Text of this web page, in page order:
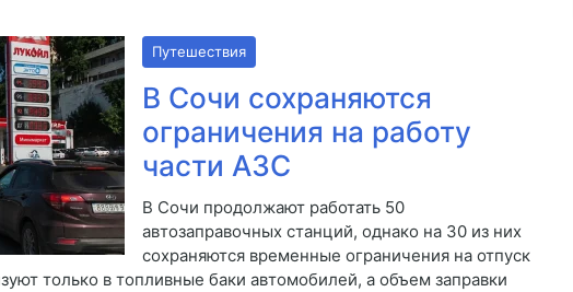
Путешествия
В Сочи сохраняются
ограничения на работу
части АЗС
В Сочи продолжают работать 50
автозаправочных станций, однако на 30 из них
сохраняются временные ограничения на отпуск
только в топливные баки автомобилей, а объем заправки